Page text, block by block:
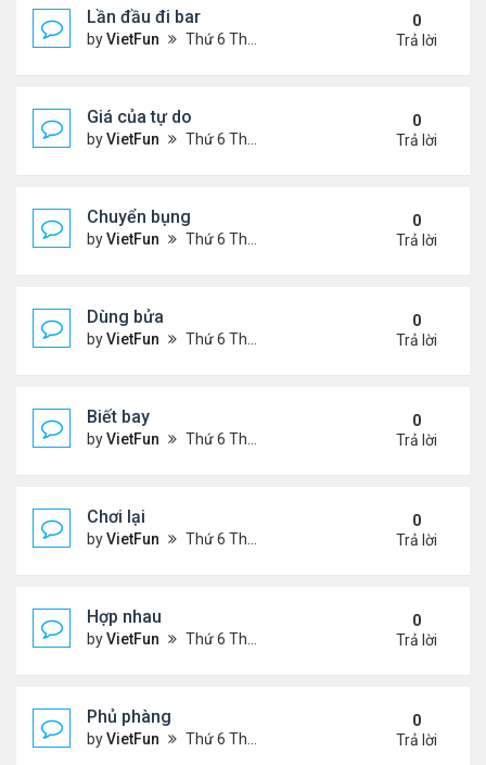
Lần đầu đi bar
byVietFun Thứ 6 Tháng 11 05, 2021 2:40 pm
0
Trả lời
Giá của tự do
byVietFun Thứ 6 Tháng 11 05, 2021 1:38 pm
0
Trả lời
Chuyển bụng
byVietFun Thứ 6 Tháng 11 05, 2021 1:36 pm
0
Trả lời
Dùng bửa
byVietFun Thứ 6 Tháng 11 05, 2021 1:28 pm
0
Trả lời
Biết bay
byVietFun Thứ 6 Tháng 11 05, 2021 1:26 pm
0
Trả lời
Chơi lại
byVietFun Thứ 6 Tháng 11 05, 2021 1:11 pm
0
Trả lời
Hợp nhau
byVietFun Thứ 6 Tháng 11 05, 2021 1:10 pm
0
Trả lời
Phủ phàng
byVietFun Thứ 6 Tháng 11 05, 2021 12:53 pm
0
Trả lời